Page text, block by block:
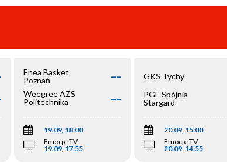
Enea Basket
Poznań
--
Weegree AZS
Politechnika
--
19.09, 18:00
Emocje TV
19.09, 17:55
GKS Tychy
PGE Spójnia
Stargard
20.09, 15:00
Emocje TV
20.09, 14:55